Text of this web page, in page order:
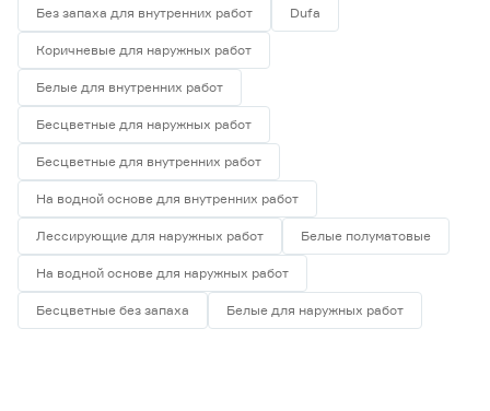
Без запаха для внутренних работ Dufa
Коричневые для наружных работ
Белые для внутренних работ
Бесцветные для наружных работ
Бесцветные для внутренних работ
На водной основе для внутренних работ
Лессирующие для наружных работ Белые полуматовые
На водной основе для наружных работ
Бесцветные без запаха Белые для наружных работ